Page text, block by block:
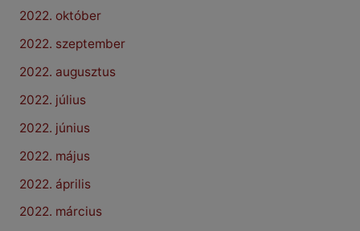
2022. október
2022. szeptember
2022. augusztus
2022. július
2022. június
2022. május
2022. április
2022. március